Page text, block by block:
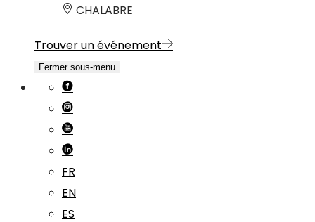
CHALABRE
Trouver un événement
Fermer sous-menu
FR
EN
ES